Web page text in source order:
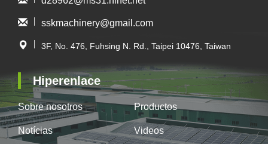
sskmachinery@gmail.com
3F, No. 476, Fuhsing N. Rd., Taipei 10476, Taiwan
Hiperenlace
Sobre nosotros Productos
Notícias Videos